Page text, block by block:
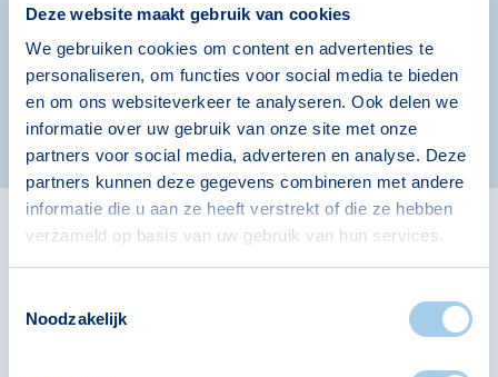
Deze website maakt gebruik van cookies
We gebruiken cookies om content en advertenties te
personaliseren, om functies voor social media te bieden
en om ons websiteverkeer te analyseren. Ook delen we
informatie over uw gebruik van onze site met onze
partners voor social media, adverteren en analyse. Deze
partners kunnen deze gegevens combineren met andere
informatie die u aan ze heeft verstrekt of die ze hebben
verzameld op basis van uw gebruik van hun services.
Noodzakelijk
hypotheek berekenen.
Vrijblijvend een eerste gesprek plannen
Hoogtepunten in de